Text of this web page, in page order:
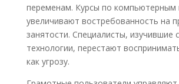
переменам. Курсы по компьютерным
увеличивают востребованность на
занятости. Специалисты, изучившие
технологии, перестают
как угрозу.